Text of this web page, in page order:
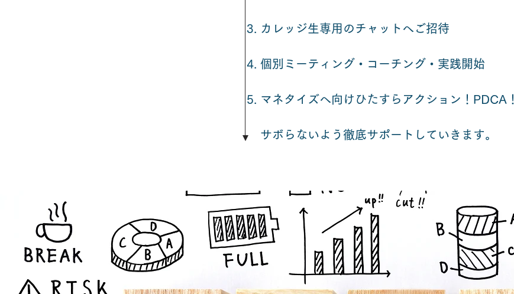
カレッジ生専用のチャットへご招待
​個別ミーティング・コーチング・実践開始
​マネタイズへ向けひたすらアクション！PDCA！
サボらないよう徹底サポートしていきます。